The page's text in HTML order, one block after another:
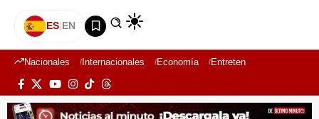
ES|EN
Nacionales Internacionales Economía Entretenimiento